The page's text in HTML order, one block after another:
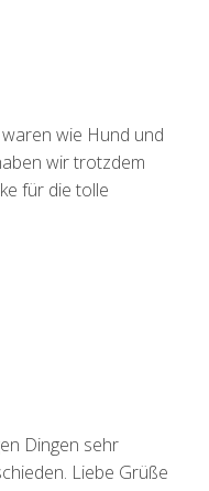
wie Hund und
wir trotzdem
für die tolle
Dingen sehr
Liebe Grüße